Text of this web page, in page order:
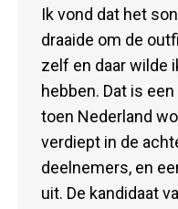
Ik vond dat het
draaide om de
zelf en daar wilde
hebben. Dat is
toen Nederland
verdiept in de
deelnemers, en
uit. De kandidaat